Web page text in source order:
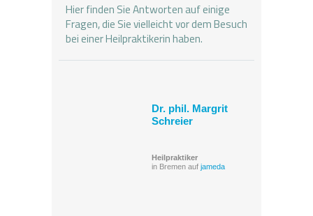
Hier finden Sie Antworten auf einige
Fragen, die Sie vielleicht vor dem Besuch
bei einer Heilpraktikerin haben.
Dr. phil. Margrit
Schreier
Heilpraktiker
in Bremen auf jameda